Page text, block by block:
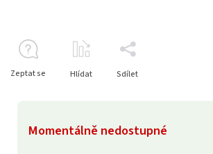
Momentálně nedostupné
Zeptat se Hlídat Sdílet